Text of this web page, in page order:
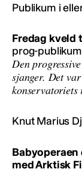
Publikum i
Fredag kveld
prog-
Den
sjanger. Det
konservatoriets
Knut Marius
Babyoperaen
med Arktisk